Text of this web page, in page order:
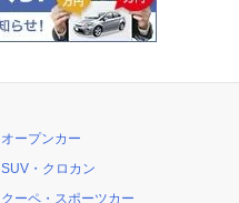
オープンカー
SUV・クロカン
クーペ・スポーツカー